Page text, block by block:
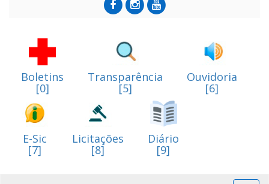
Boletins
[0]
Transparência
[5]
Ouvidoria
[6]
E-Sic
[7]
Licitações
[8]
Diário
[9]